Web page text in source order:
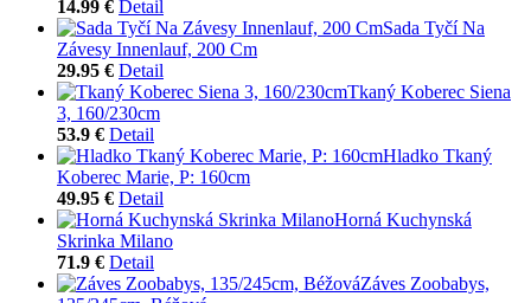
14.99 € Detail
Sada Tyčí Na
Závesy Innenlauf, 200 Cm
29.95 € Detail
Tkaný Koberec Siena
3, 160/230cm
53.9 € Detail
Hladko Tkaný
Koberec Marie, P: 160cm
49.95 € Detail
Horná Kuchynská
Skrinka Milano
71.9 € Detail
Záves Zoobabys,